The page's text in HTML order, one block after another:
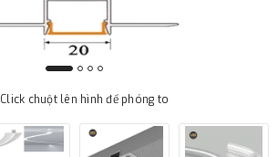
Click chuột lên hình để phóng to